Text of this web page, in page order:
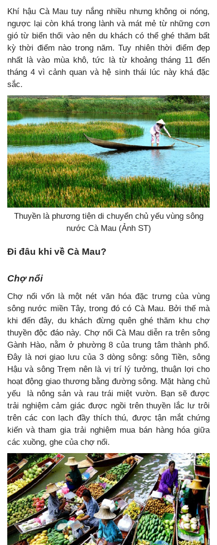
Khí hậu Cà Mau tuy nắng nhiều nhưng không oi nóng,
ngược lại còn khá trong lành và mát mẻ từ những cơn
gió từ biển thổi vào nên du khách có thể ghé thăm bất
kỳ thời điểm nào trong năm. Tuy nhiên thời điểm đẹp
nhất là vào mùa khô, tức là từ khoảng tháng 11 đến
tháng 4 vì cảnh quan và hệ sinh thái lúc này khá đặc
sắc.
Thuyền là phương tiện di chuyển chủ yếu vùng sông
nước Cà Mau (Ảnh ST)
Đi đâu khi về Cà Mau?
Chợ nổi
Chợ nổi vốn là một nét văn hóa đặc trưng của vùng
sông nước miền Tây, trong đó có Cà Mau. Bởi thế mà
khi đến đây, du khách đừng quên ghé thăm khu chợ
thuyền độc đáo này. Chợ nổi Cà Mau diễn ra trên sông
Gành Hào, nằm ở phường 8 của trung tâm thành phố.
Đây là nơi giao lưu của 3 dòng sông: sông Tiền, sông
Hậu và sông Trẹm nên là vị trí lý tưởng, thuận lợi cho
hoạt động giao thương bằng đường sông. Mặt hàng chủ
yếu là nông sản và rau trái miệt vườn. Bạn sẽ được
trải nghiệm cảm giác được ngồi trên thuyền lắc lư trôi
trên các con lạch đầy thích thú, được tận mắt chứng
kiến và tham gia trải nghiệm mua bán hàng hóa giữa
các xuồng, ghe của chợ nổi.